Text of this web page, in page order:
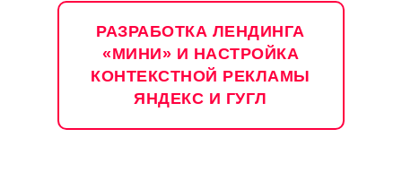
РАЗРАБОТКА ЛЕНДИНГА
«МИНИ» И НАСТРОЙКА
КОНТЕКСТНОЙ РЕКЛАМЫ
ЯНДЕКС И ГУГЛ